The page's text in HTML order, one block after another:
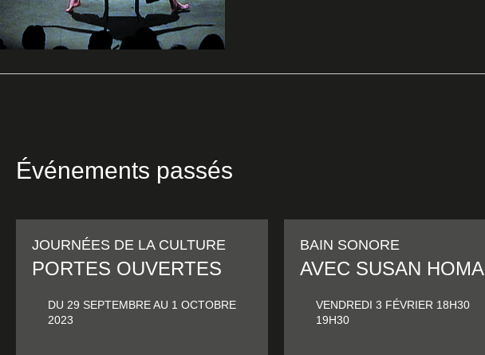
Événements passés
JOURNÉES DE LA CULTURE
PORTES OUVERTES
DU 29 SEPTEMBRE AU 1 OCTOBRE
2023
BAIN SONORE
AVEC SUSAN HOMA
VENDREDI 3 FÉVRIER 18H30
19H30